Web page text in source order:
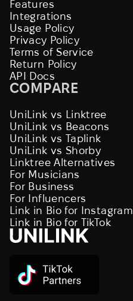
Features
Integrations
Usage Policy
Privacy Policy
Terms of Service
Return Policy
API Docs
COMPARE
UniLink vs Linktree
UniLink vs Beacons
UniLink vs Taplink
UniLink vs Shorby
Linktree Alternatives
For Musicians
For Business
For Influencers
Link in Bio for Instagram
Link in Bio for TikTok